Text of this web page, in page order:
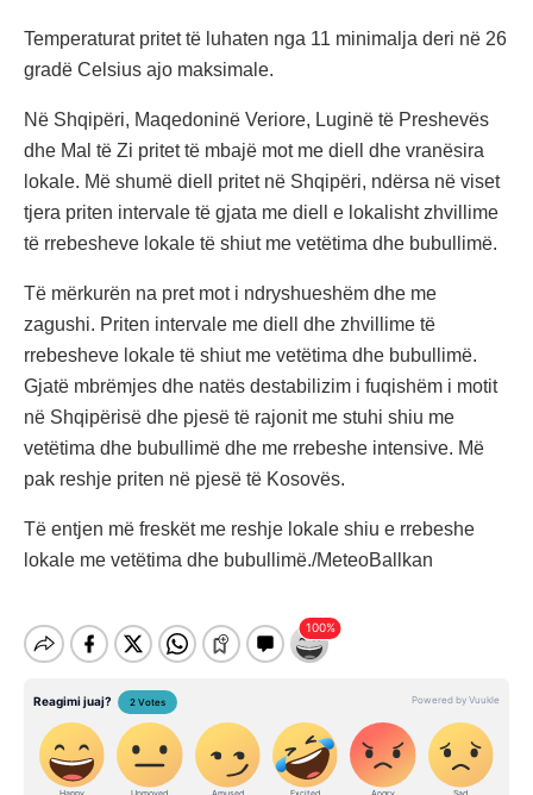
Temperaturat pritet të luhaten nga 11 minimalja deri në 26
gradë Celsius ajo maksimale.
Në Shqipëri, Maqedoninë Veriore, Luginë të Preshevës
dhe Mal të Zi pritet të mbajë mot me diell dhe vranësira
lokale. Më shumë diell pritet në Shqipëri, ndërsa në viset
tjera priten intervale të gjata me diell e lokalisht zhvillime
të rrebesheve lokale të shiut me vetëtima dhe bubullimë.
Të mërkurën na pret mot i ndryshueshëm dhe me
zagushi. Priten intervale me diell dhe zhvillime të
rrebesheve lokale të shiut me vetëtima dhe bubullimë.
Gjatë mbrëmjes dhe natës destabilizim i fuqishëm i motit
në Shqipërisë dhe pjesë të rajonit me stuhi shiu me
vetëtima dhe bubullimë dhe me rrebeshe intensive. Më
pak reshje priten në pjesë të Kosovës.
Të entjen më freskët me reshje lokale shiu e rrebeshe
lokale me vetëtima dhe bubullimë./MeteoBallkan